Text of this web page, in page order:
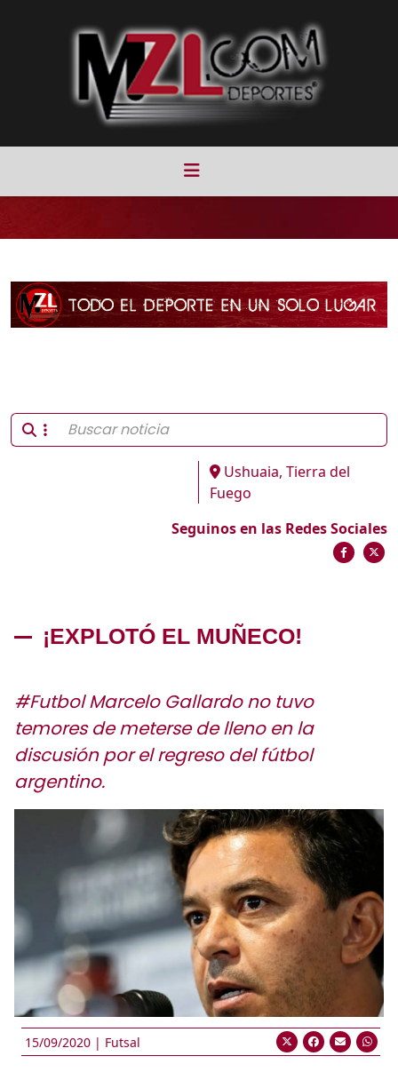
Ushuaia, Tierra del
Fuego
Seguinos en las Redes Sociales
¡EXPLOTÓ EL MUÑECO!
#Futbol Marcelo Gallardo no tuvo
temores de meterse de lleno en la
discusión por el regreso del fútbol
argentino.
15/09/2020 | Futsal